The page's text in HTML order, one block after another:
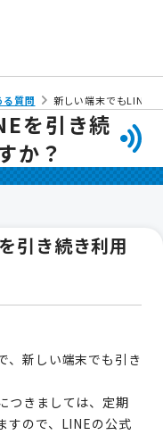
る質問 新しい端末でもLINE
を引き続
か？
引き続き利用
、新しい端末でも引き
つきましては、定期
すので、LINEの公式